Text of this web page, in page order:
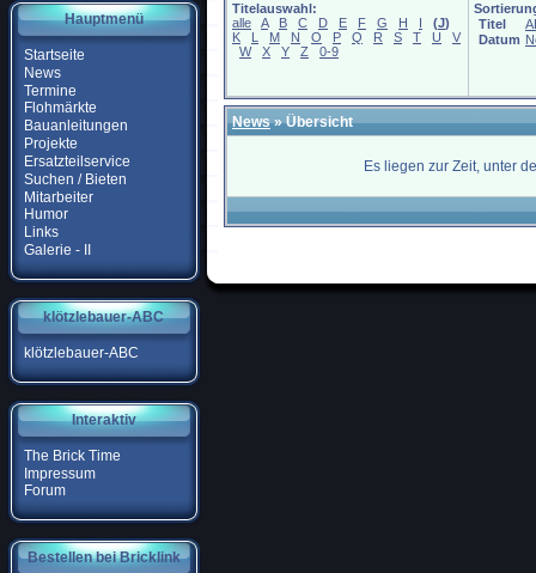
Hauptmenü
Startseite
News
Termine
Flohmärkte
Bauanleitungen
Projekte
Ersatzteilservice
Suchen / Bieten
Mitarbeiter
Humor
Links
Galerie - II
klötzlebauer-ABC
klötzlebauer-ABC
Interaktiv
The Brick Time
Impressum
Forum
Bestellen bei Bricklink
Titelauswahl:
alle
A B C D E F G H I (J)
K
L M N O P Q R S T U
V
W
X Y Z 0-9
Titel
Datum
News» Übersicht
Es liegen zur Zeit, unter